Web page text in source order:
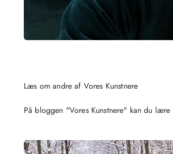
På bloggen "Vores Kunstnere" kan du